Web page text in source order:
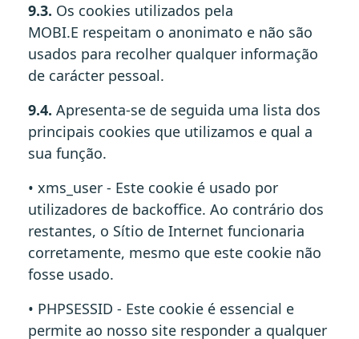
9.3. Os cookies utilizados pela
MOBI.E respeitam o anonimato e não são
usados para recolher qualquer informação
de carácter pessoal.
9.4. Apresenta-se de seguida uma lista dos
principais cookies que utilizamos e qual a
sua função.
• xms_user - Este cookie é usado por
utilizadores de backoffice. Ao contrário dos
restantes, o Sítio de Internet funcionaria
corretamente, mesmo que este cookie não
fosse usado.
• PHPSESSID - Este cookie é essencial e
permite ao nosso site responder a qualquer